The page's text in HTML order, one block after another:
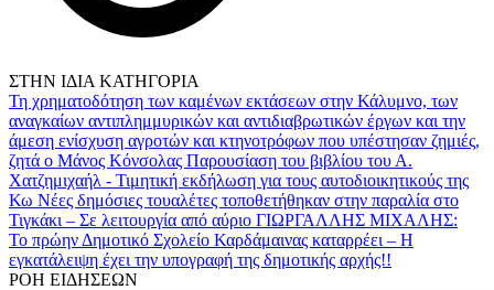
ΣΤΗΝ ΙΔΙΑ ΚΑΤΗΓΟΡΙΑ
Τη χρηματοδότηση των καμένων εκτάσεων στην Κάλυμνο, των
αναγκαίων αντιπλημμυρικών και αντιδιαβρωτικών έργων και την
άμεση ενίσχυση αγροτών και κτηνοτρόφων που υπέστησαν ζημιές,
ζητά ο Μάνος Κόνσολας Παρουσίαση του βιβλίου του Α.
Χατζημιχαήλ - Τιμητική εκδήλωση για τους αυτοδιοικητικούς της
Κω Νέες δημόσιες τουαλέτες τοποθετήθηκαν στην παραλία στο
Τιγκάκι – Σε λειτουργία από αύριο ΓΙΩΡΓΑΛΛΗΣ ΜΙΧΑΛΗΣ:
Το πρώην Δημοτικό Σχολείο Καρδάμαινας καταρρέει – Η
εγκατάλειψη έχει την υπογραφή της δημοτικής αρχής!!
ΡΟΗ ΕΙΔΗΣΕΩΝ